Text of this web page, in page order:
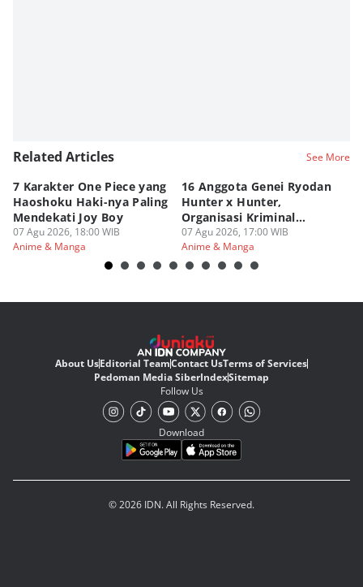
Related Articles See More
7 Karakter One Piece yang
Haoshoku Haki-nya Paling
Mendekati Joy Boy
07 Agu 2026, 18:00 WIB
Anime & Manga
16 Anggota Genei Ryodan
Hunter x Hunter,
Organisasi Kriminal
Berbahaya
07 Agu 2026, 17:00 WIB
Anime & Manga
About UsEditorial TeamContact UsTerms of Services
Pedoman Media SiberIndexSitemap
Follow Us
Download
© 2026 IDN. All Rights Reserved.